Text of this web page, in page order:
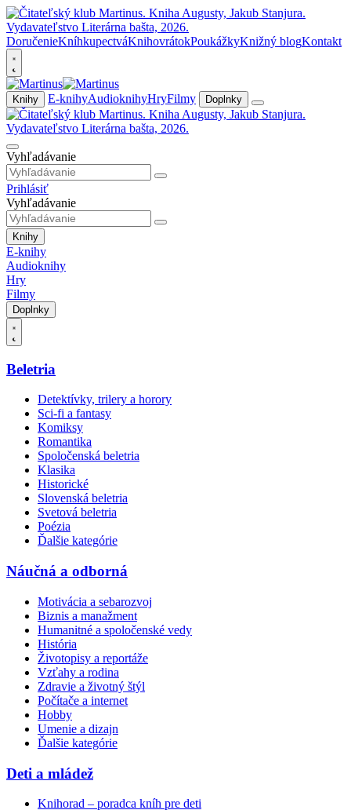
DoručenieKníhkupectváKnihovrátokPoukážkyKnižný blogKontakt
Knihy E-knihyAudioknihyHryFilmy Doplnky
Vyhľadávanie
Prihlásiť
Vyhľadávanie
Knihy
E-knihy
Audioknihy
Hry
Filmy
Doplnky
Beletria
Detektívky, trilery a horory
Sci-fi a fantasy
Komiksy
Romantika
Spoločenská beletria
Klasika
Historické
Slovenská beletria
Svetová beletria
Poézia
Ďalšie kategórie
Náučná a odborná
Motivácia a sebarozvoj
Biznis a manažment
Humanitné a spoločenské vedy
História
Životopisy a reportáže
Vzťahy a rodina
Zdravie a životný štýl
Počítače a internet
Hobby
Umenie a dizajn
Ďalšie kategórie
Deti a mládež
Knihorad – poradca kníh pre deti